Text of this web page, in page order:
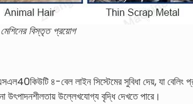
বিস্তৃত প্রয়োগ
৪-বেল লাইন সিস্টেমের সুবিধা দেয়, যা বেলিং
উৎপাদনশীলতায় উল্লেখযোগ্য বৃদ্ধি দেখতে পারে।